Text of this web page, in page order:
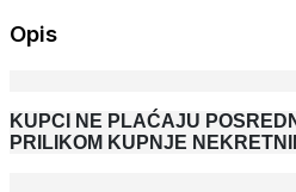
Opis
KUPCI NE PLAĆAJU
PRILIKOM KUPNJE